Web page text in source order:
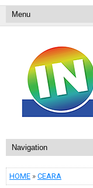
HOME » CEARA